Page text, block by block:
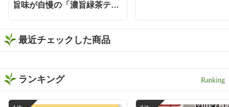
です❣️ 水出しでもお茶の旨
も緑茶の存在感が消えない
😌 お茶の旨みとお酒の風味
がバランスよく重なって、
く、いつもの晩酌がちょっ
と特別な時間になりました
🕐 濃い緑茶が好きな方に
旨味が自慢の「濃旨緑茶ティ
森町 お茶 【定番】【キャン
ペーン対象外】【夏ギフト】
最近チェックした商品
ランキング